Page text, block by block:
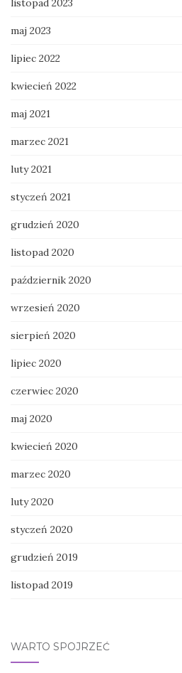
listopad 2023
maj 2023
lipiec 2022
kwiecień 2022
maj 2021
marzec 2021
luty 2021
styczeń 2021
grudzień 2020
listopad 2020
październik 2020
wrzesień 2020
sierpień 2020
lipiec 2020
czerwiec 2020
maj 2020
kwiecień 2020
marzec 2020
luty 2020
styczeń 2020
grudzień 2019
listopad 2019
WARTO SPOJRZEĆ